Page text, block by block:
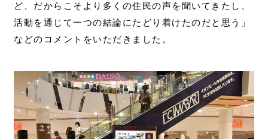
ど、だからこそより多くの住民の声を聞いてきたし、
活動を通じて一つの結論にたどり着けたのだと思う」
などのコメントをいただきました。